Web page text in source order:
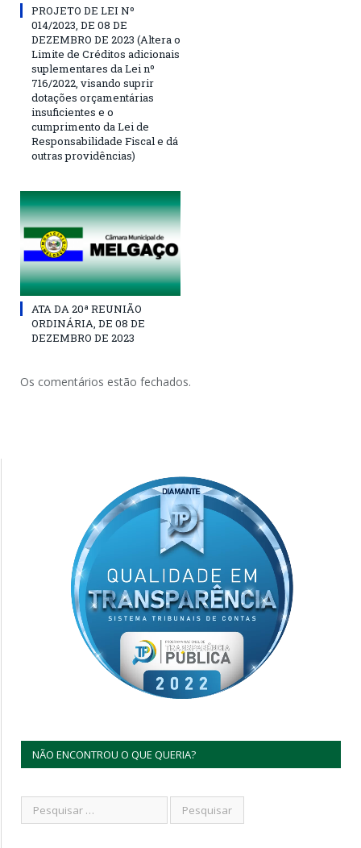
PROJETO DE LEI Nº
014/2023, DE 08 DE
DEZEMBRO DE 2023 (Altera o
Limite de Créditos adicionais
suplementares da Lei nº
716/2022, visando suprir
dotações orçamentárias
insuficientes e o
cumprimento da Lei de
Responsabilidade Fiscal e dá
outras providências)
ATA DA 20ª REUNIÃO
ORDINÁRIA, DE 08 DE
DEZEMBRO DE 2023
Os comentários estão fechados.
NÃO ENCONTROU O QUE QUERIA?